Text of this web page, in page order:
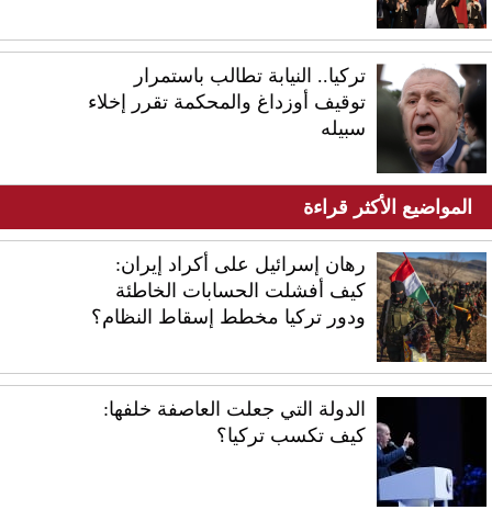
تركيا.. النيابة تطالب باستمرار
توقيف أوزداغ والمحكمة تقرر إخلاء
سبيله
المواضيع الأكثر قراءة
رهان إسرائيل على أكراد إيران:
كيف أفشلت الحسابات الخاطئة
ودور تركيا مخطط إسقاط النظام؟
الدولة التي جعلت العاصفة خلفها:
كيف تكسب تركيا؟